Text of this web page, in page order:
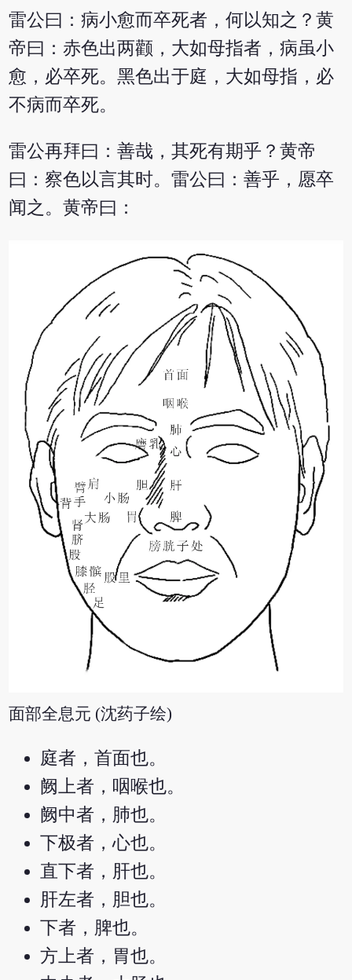
雷公曰：病小愈而卒死者，何以知之？黄
帝曰：赤色出两颧，大如母指者，病虽小
愈，必卒死。黑色出于庭，大如母指，必
不病而卒死。
雷公再拜曰：善哉，其死有期乎？黄帝
曰：察色以言其时。雷公曰：善乎，愿卒
闻之。黄帝曰：
面部全息元 (沈药子绘)
庭者，首面也。
阙上者，咽喉也。
阙中者，肺也。
下极者，心也。
直下者，肝也。
肝左者，胆也。
下者，脾也。
方上者，胃也。